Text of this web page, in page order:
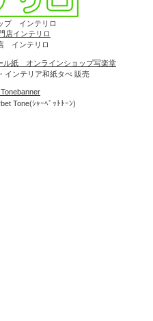
プ インテリロ
インテリロ
インテリア和紙タぺ 販売
Tone(ｼｬｰﾍﾞｯﾄﾄｰﾝ)